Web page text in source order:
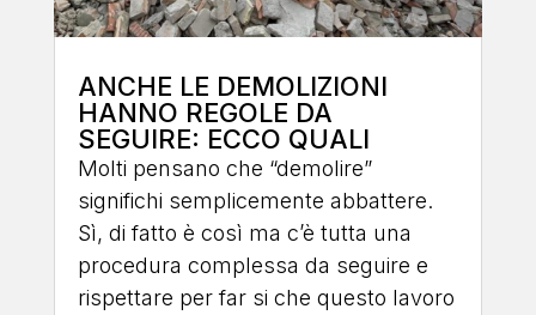
ANCHE LE DEMOLIZIONI
HANNO REGOLE DA
SEGUIRE: ECCO QUALI
Molti pensano che “demolire”
significhi semplicemente abbattere.
Sì, di fatto è così ma c’è tutta una
procedura complessa da seguire e
rispettare per far si che questo lavoro